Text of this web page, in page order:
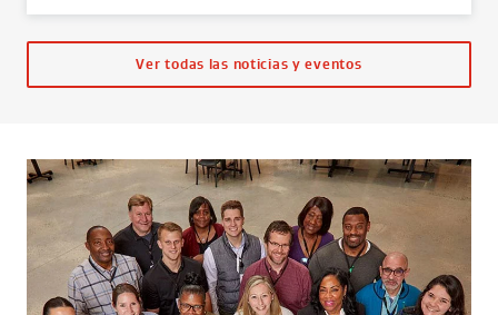
Ver todas las noticias y eventos